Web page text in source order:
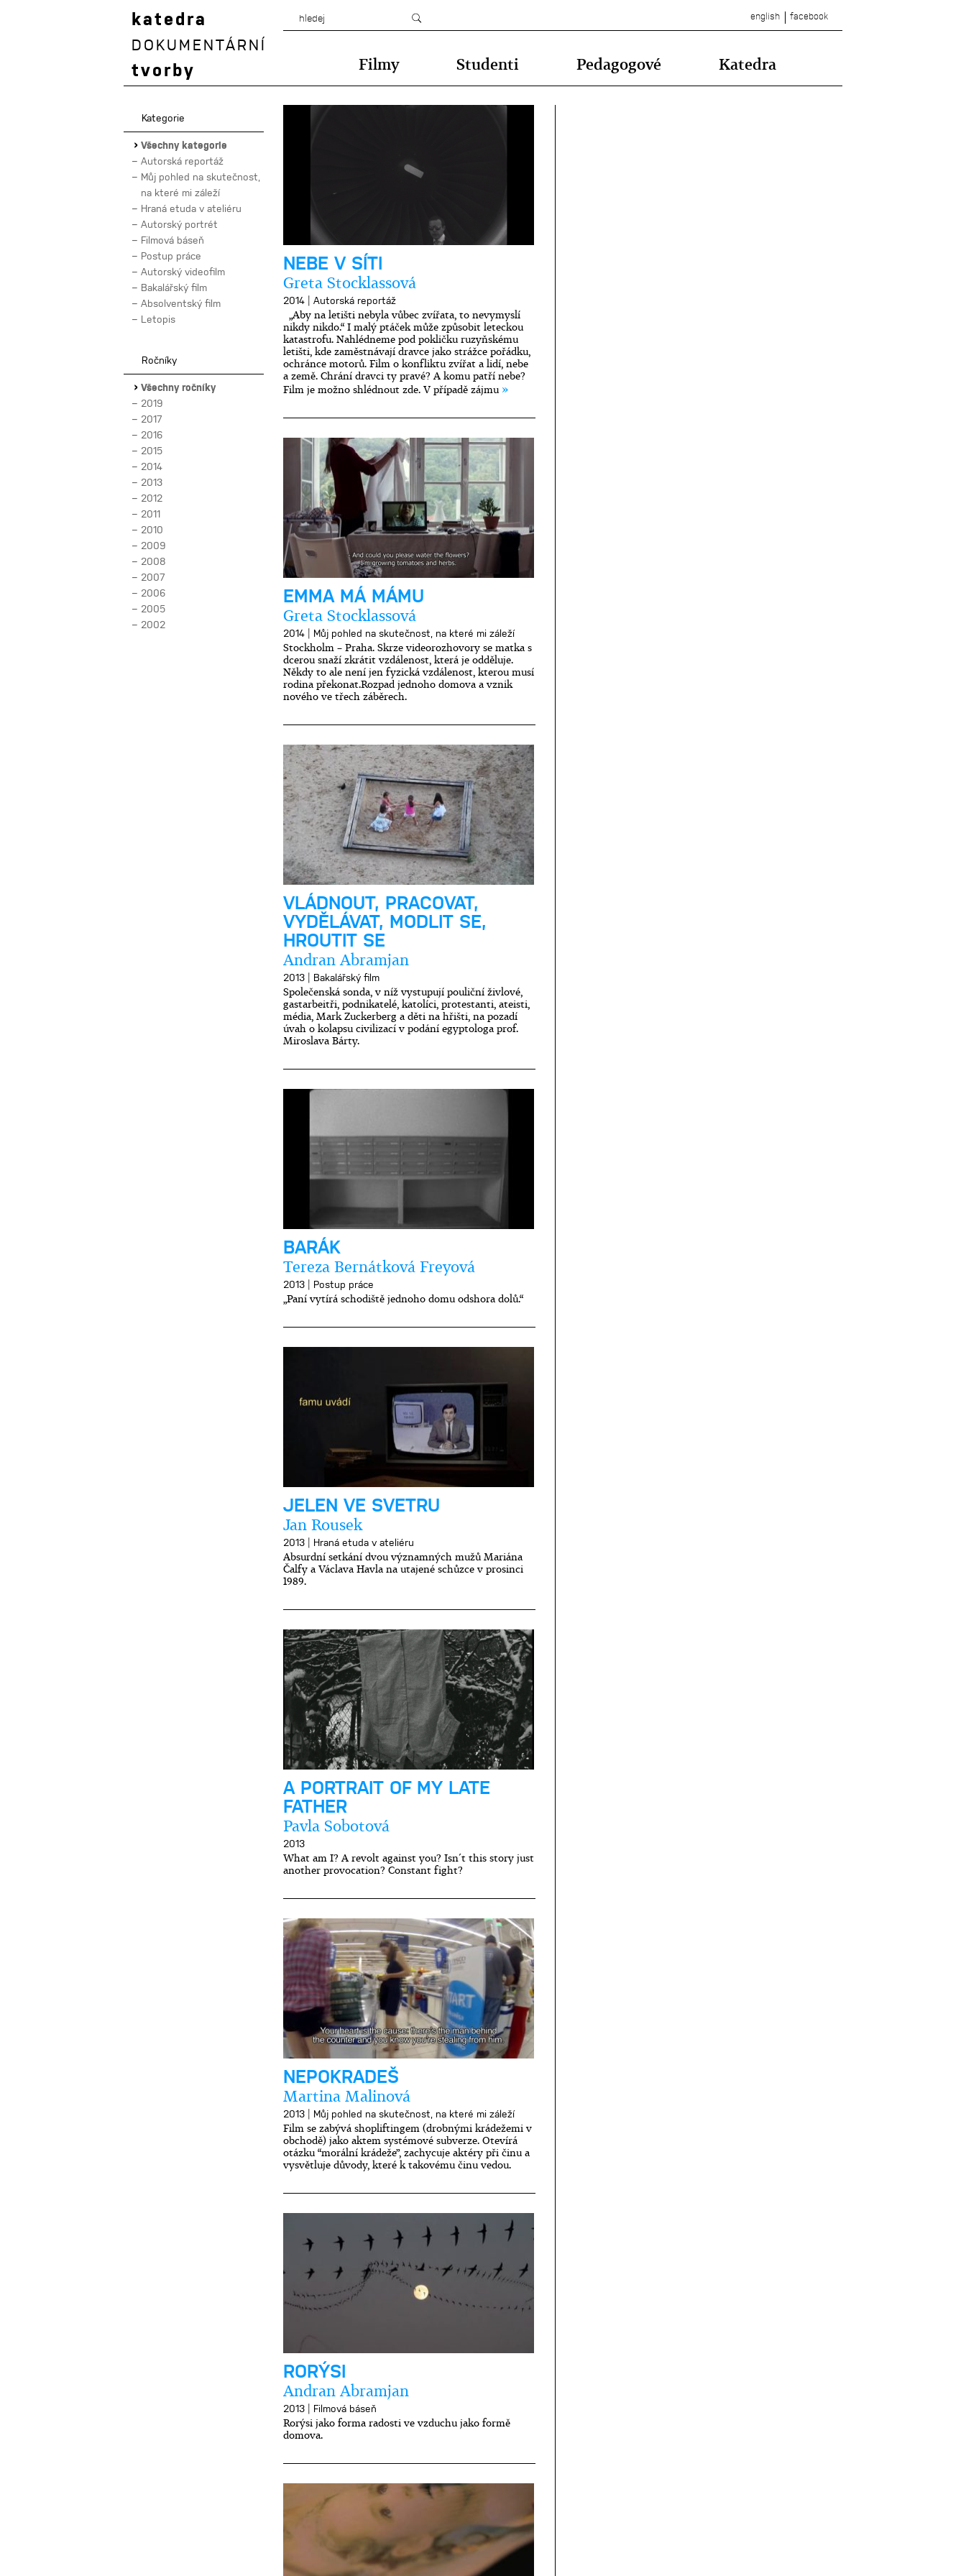
katedra
DOKUMENTÁRNÍ
tvorby
english facebook
Filmy Studenti Pedagogové Katedra
Kategorie
Všechny kategorie
Autorská reportáž
Můj pohled na skutečnost,
na které mi záleží
Hraná etuda v ateliéru
Autorský portrét
Filmová báseň
Postup práce
Autorský videofilm
Bakalářský film
Absolventský film
Letopis
Ročníky
Všechny ročníky
2019
2017
2016
2015
2014
2013
2012
2011
2010
2009
2008
2007
2006
2005
2002
NEBE V SÍTI
Greta Stocklassová
2014 | Autorská reportáž
„Aby na letišti nebyla vůbec zvířata, to nevymyslí
nikdy nikdo.“ I malý ptáček může způsobit leteckou
katastrofu. Nahlédneme pod pokličku ruzyňskému
letišti, kde zaměstnávají dravce jako strážce pořádku,
ochránce motorů. Film o konfliktu zvířat a lidí, nebe
a země. Chrání dravci ty pravé? A komu patří nebe?
Film je možno shlédnout zde. V případě zájmu »
EMMA MÁ MÁMU
Greta Stocklassová
2014 | Můj pohled na skutečnost, na které mi záleží
Stockholm – Praha. Skrze videorozhovory se matka s
dcerou snaží zkrátit vzdálenost, která je odděluje.
Někdy to ale není jen fyzická vzdálenost, kterou musí
rodina překonat.Rozpad jednoho domova a vznik
nového ve třech záběrech.
VLÁDNOUT, PRACOVAT,
VYDĚLÁVAT, MODLIT SE,
HROUTIT SE
Andran Abramjan
2013 | Bakalářský film
Společenská sonda, v níž vystupují pouliční živlové,
gastarbeitři, podnikatelé, katolíci, protestanti, ateisti,
média, Mark Zuckerberg a děti na hřišti, na pozadí
úvah o kolapsu civilizací v podání egyptologa prof.
Miroslava Bárty.
BARÁK
Tereza Bernátková Freyová
2013 | Postup práce
„Paní vytírá schodiště jednoho domu odshora dolů.“
JELEN VE SVETRU
Jan Rousek
2013 | Hraná etuda v ateliéru
Absurdní setkání dvou významných mužů Mariána
Čalfy a Václava Havla na utajené schůzce v prosinci
1989.
A PORTRAIT OF MY LATE
FATHER
Pavla Sobotová
2013
What am I? A revolt against you? Isn´t this story just
another provocation? Constant fight?
NEPOKRADEŠ
Martina Malinová
2013 | Můj pohled na skutečnost, na které mi záleží
Film se zabývá shopliftingem (drobnými krádežemi v
obchodě) jako aktem systémové subverze. Otevírá
otázku “morální krádeže”, zachycuje aktéry při činu a
vysvětluje důvody, které k takovému činu vedou.
RORÝSI
Andran Abramjan
2013 | Filmová báseň
Rorýsi jako forma radosti ve vzduchu jako formě
domova.